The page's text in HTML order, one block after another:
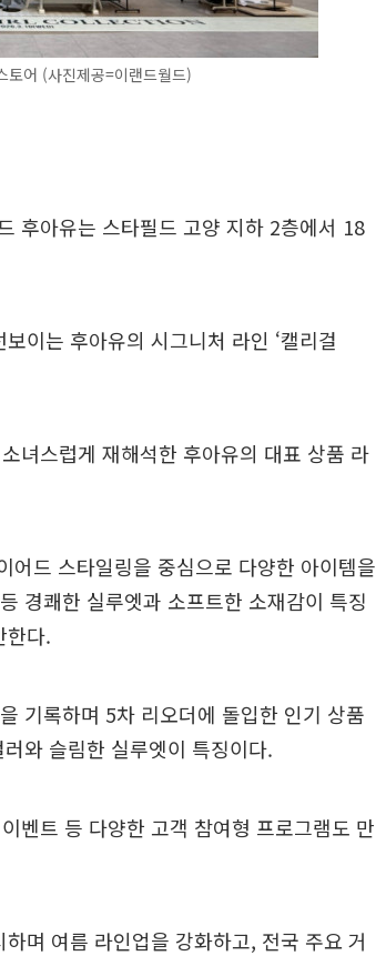
어 (사진제공=이랜드월드)
후아유는 스타필드 고양 지하 2층에서 18
이는 후아유의 시그니처 라인 ‘캘리걸
녀스럽게 재해석한 후아유의 대표 상품 라
드 스타일링을 중심으로 다양한 아이템을
경쾌한 실루엣과 소프트한 소재감이 특징
한다.
기록하며 5차 리오더에 돌입한 인기 상품
와 슬림한 실루엣이 특징이다.
벤트 등 다양한 고객 참여형 프로그램도 만
며 여름 라인업을 강화하고, 전국 주요 거